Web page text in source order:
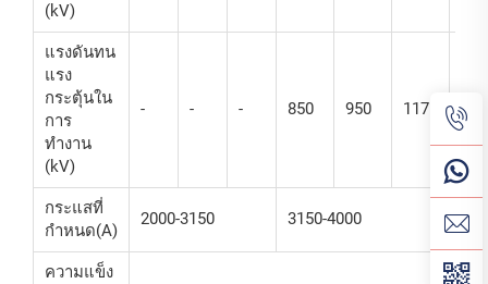
(kV)
แรงดันทน
แรง
กระตุ้นใน
การ
ทำงาน
(kV)
- - - 850 950 1175
กระแสที่
กำหนด(A)
2000-3150 3150-4000
ความแข็ง